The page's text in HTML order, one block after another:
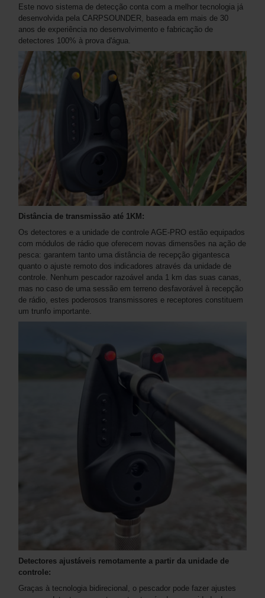
Este novo sistema de detecção conta com a melhor tecnologia já
desenvolvida pela CARPSOUNDER, baseada em mais de 30
anos de experiência no desenvolvimento e fabricação de
detectores 100% à prova d'água.
Distância de transmissão até 1KM:
Os detectores e a unidade de controle AGE-PRO estão equipados
com módulos de rádio que oferecem novas dimensões na ação de
pesca: garantem tanto uma distância de recepção gigantesca
quanto o ajuste remoto dos indicadores através da unidade de
controle. Nenhum pescador razoável anda 1 km das suas canas,
mas no caso de uma sessão em terreno desfavorável à recepção
de rádio, estes poderosos transmissores e receptores constituem
um trunfo importante.
Detectores ajustáveis ​​remotamente a partir da unidade de
controle:
Graças à tecnologia bidirecional, o pescador pode fazer ajustes